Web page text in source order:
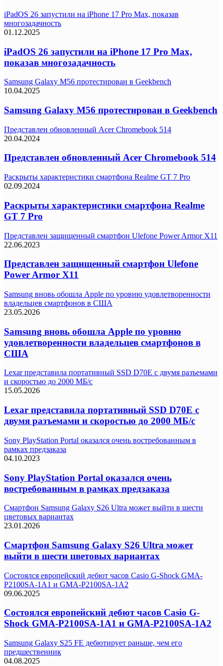
iPadOS 26 запустили на iPhone 17 Pro Max, показав
многозадачность
01.12.2025
iPadOS 26 запустили на iPhone 17 Pro Max,
показав многозадачность
Samsung Galaxy M56 протестирован в Geekbench
10.04.2025
Samsung Galaxy M56 протестирован в Geekbench
Представлен обновленный Acer Chromebook 514
20.04.2024
Представлен обновленный Acer Chromebook 514
Раскрыты характеристики смартфона Realme GT 7 Pro
02.09.2024
Раскрыты характеристики смартфона Realme
GT 7 Pro
Представлен защищенный смартфон Ulefone Power Armor X11
22.06.2023
Представлен защищенный смартфон Ulefone
Power Armor X11
Samsung вновь обошла Apple по уровню удовлетворенности
владельцев смартфонов в США
23.05.2026
Samsung вновь обошла Apple по уровню
удовлетворенности владельцев смартфонов в
США
Lexar представила портативный SSD D70E с двумя разъемами
и скоростью до 2000 МБ/с
15.05.2026
Lexar представила портативный SSD D70E с
двумя разъемами и скоростью до 2000 МБ/с
Sony PlayStation Portal оказался очень востребованным в
рамках предзаказа
04.10.2023
Sony PlayStation Portal оказался очень
востребованным в рамках предзаказа
Смартфон Samsung Galaxy S26 Ultra может выйти в шести
цветовых вариантах
23.01.2026
Смартфон Samsung Galaxy S26 Ultra может
выйти в шести цветовых вариантах
Состоялся европейский дебют часов Casio G-Shock GMA-
P2100SA-1A1 и GMA-P2100SA-1A2
09.06.2025
Состоялся европейский дебют часов Casio G-
Shock GMA-P2100SA-1A1 и GMA-P2100SA-1A2
Samsung Galaxy S25 FE дебютирует раньше, чем его
предшественник
04.08.2025